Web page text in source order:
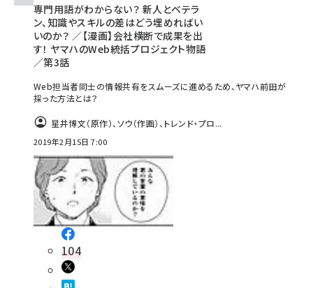
専門用語がわからない？ 新人とベテラ
ン、知識やスキルの差はどう埋めればい
いのか？ ／【漫画】会社横断で成果を出
す！ ヤマハのWeb統括プロジェクト物語
／第3話
Web担当者同士の情報共有をスムーズに進めるため、ヤマハ前田が
採った方法とは？
星井博文（原作）、ソウ（作画）、トレンド・プロ...
2019年2月15日 7:00
104